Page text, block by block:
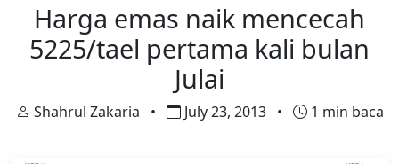
Harga emas naik mencecah
5225/tael pertama kali bulan
Julai
Shahrul Zakaria • July 23, 2013 • 1 min baca